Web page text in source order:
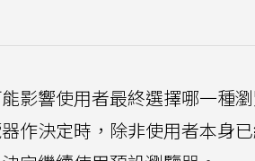
影響使用者最終選擇哪一種
作決定時，除非使用者本身